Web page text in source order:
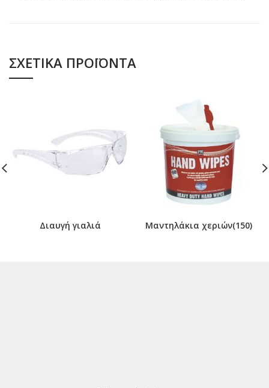
ΣΧΕΤΙΚΆ ΠΡΟΪΌΝΤΑ
Διαυγή γιαλιά Μαντηλάκια χεριών(150)